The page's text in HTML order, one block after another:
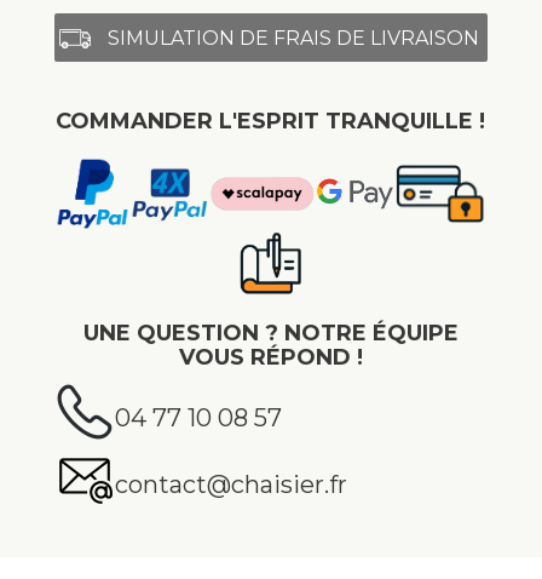
SIMULATION DE FRAIS DE LIVRAISON
COMMANDER L'ESPRIT TRANQUILLE !
UNE QUESTION ? NOTRE ÉQUIPE
VOUS RÉPOND !
04 77 10 08 57
contact@chaisier.fr